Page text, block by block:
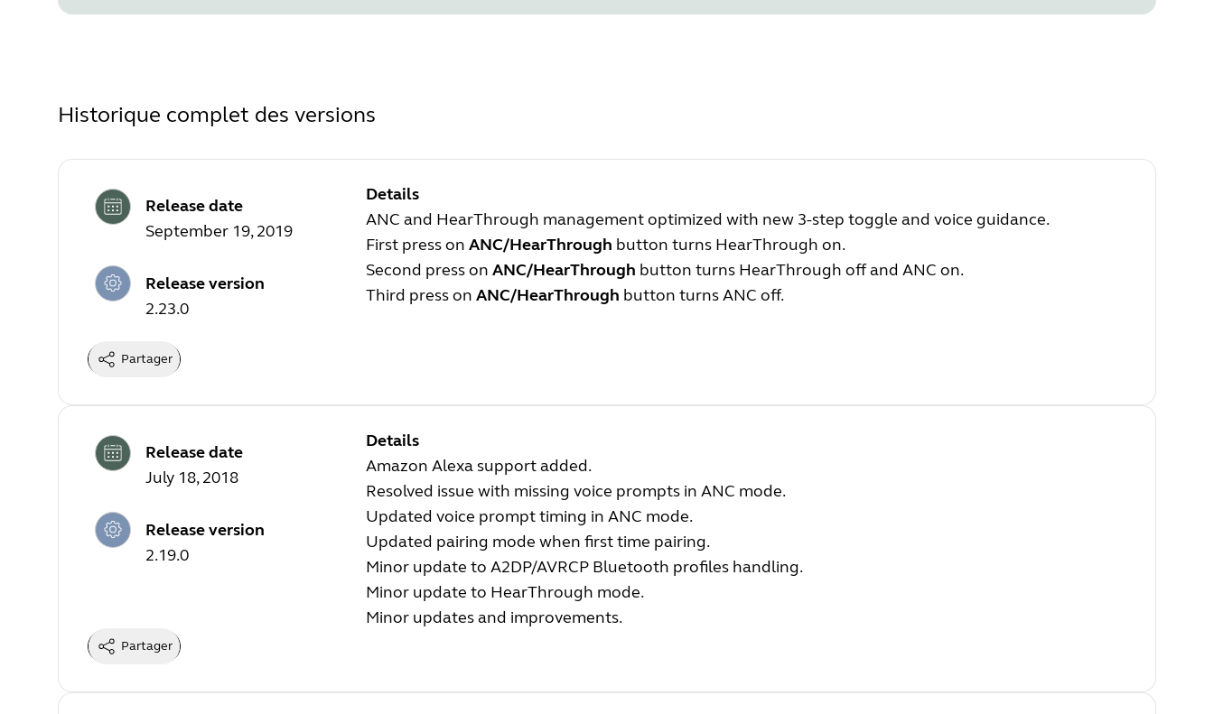
Historique complet des versions
Release date
September 19, 2019
Release version
2.23.0
Details
ANC and HearThrough management optimized with new 3-step toggle and voice guidance.
First press on ANC/HearThrough button turns HearThrough on.
Second press on ANC/HearThrough button turns HearThrough off and ANC on.
Third press on ANC/HearThrough button turns ANC off.
Partager
Release date
July 18, 2018
Release version
2.19.0
Details
Amazon Alexa support added.
Resolved issue with missing voice prompts in ANC mode.
Updated voice prompt timing in ANC mode.
Updated pairing mode when first time pairing.
Minor update to A2DP/AVRCP Bluetooth profiles handling.
Minor update to HearThrough mode.
Minor updates and improvements.
Partager